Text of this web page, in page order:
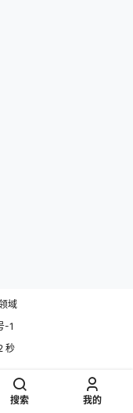
域
-1
秒
搜索 我的